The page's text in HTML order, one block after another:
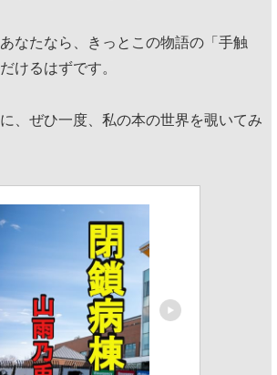
なたなら、きっとこの物語の「手触
けるはずです。
、ぜひ一度、私の本の世界を覗いてみ